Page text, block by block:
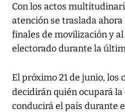
Con los actos
atención se traslada
finales de movilización y
electorado durante la
El próximo 21 de junio, los
decidirán quién ocupará la
conducirá el país durante